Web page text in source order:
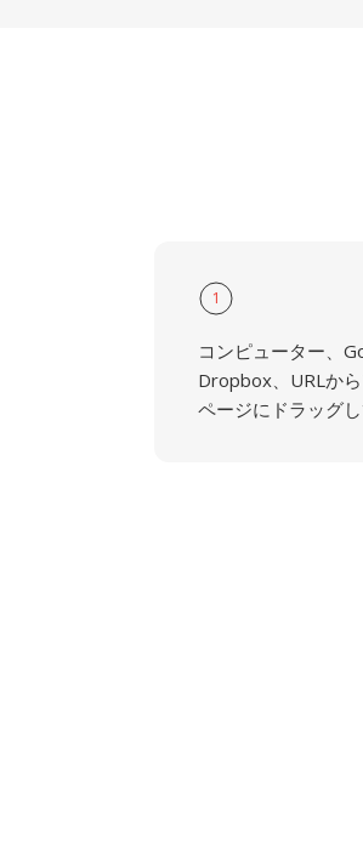
1
コンピューター、
Dropbox、URLから
ページにドラッグ